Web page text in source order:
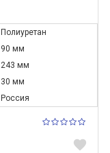
Полиуретан
90 мм
243 мм
30 мм
Россия
favorite